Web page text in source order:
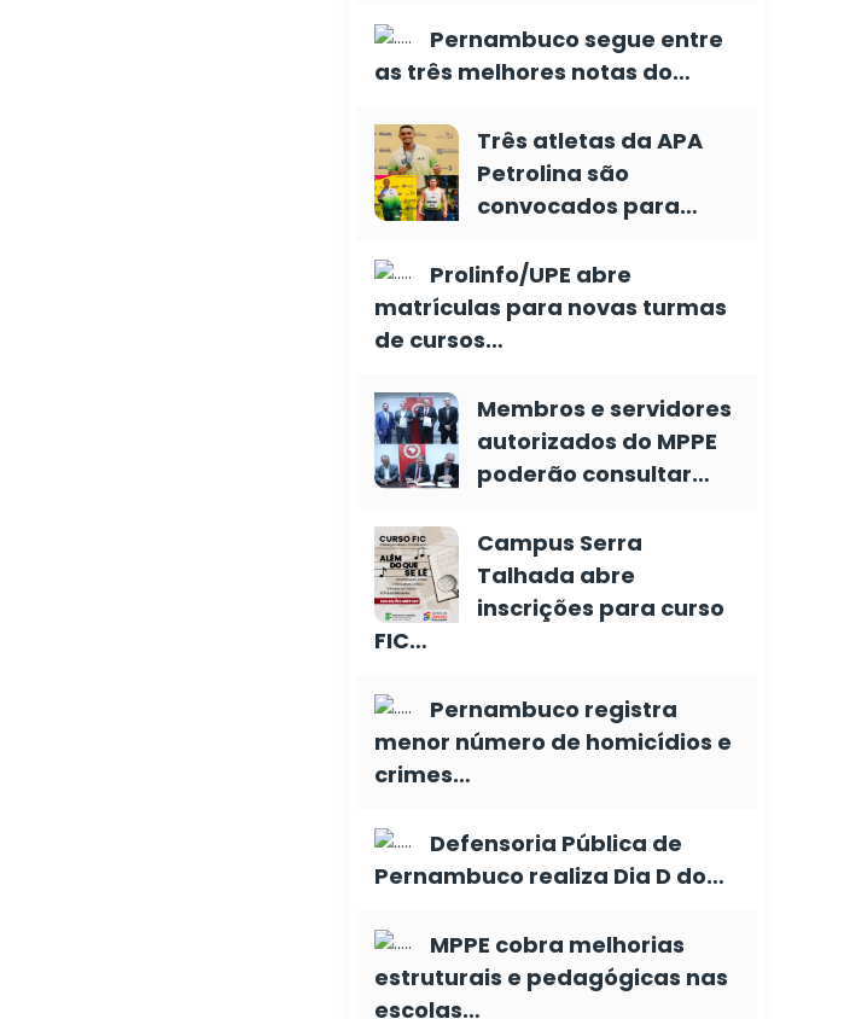
Pernambuco segue entre
as três melhores notas do…
Três atletas da APA
Petrolina são
convocados para…
Prolinfo/UPE abre
matrículas para novas turmas
de cursos…
Membros e servidores
autorizados do MPPE
poderão consultar…
Campus Serra
Talhada abre
inscrições para curso
FIC…
Pernambuco registra
menor número de homicídios e
crimes…
Defensoria Pública de
Pernambuco realiza Dia D do…
MPPE cobra melhorias
estruturais e pedagógicas nas
escolas…